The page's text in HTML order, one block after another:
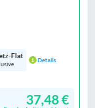
Flat
Details
37,48 €